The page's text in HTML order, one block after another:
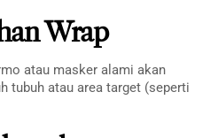
Wrap
atau masker alami akan
tubuh atau area target (seperti